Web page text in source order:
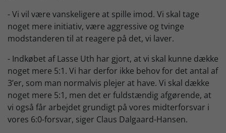
- Vi vil være vanskeligere at spille imod. Vi skal tage
noget mere initiativ, være aggressive og tvinge
modstanderen til at reagere på det, vi laver.
- Indkøbet af Lasse Uth har gjort, at vi skal kunne dække
noget mere 5:1. Vi har derfor ikke behov for det antal af
3’er, som man normalvis plejer at have. Vi skal dække
noget mere 5:1, men det er fuldstændig afgørende, at
vi også får arbejdet grundigt på vores midterforsvar i
vores 6:0-forsvar, siger Claus Dalgaard-Hansen.